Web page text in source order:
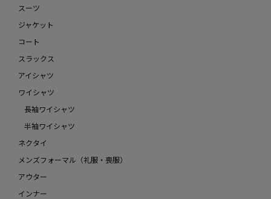
スーツ
ジャケット
コート
スラックス
アイシャツ
ワイシャツ
長袖ワイシャツ
半袖ワイシャツ
ネクタイ
メンズフォーマル（礼服・喪服）
アウター
インナー